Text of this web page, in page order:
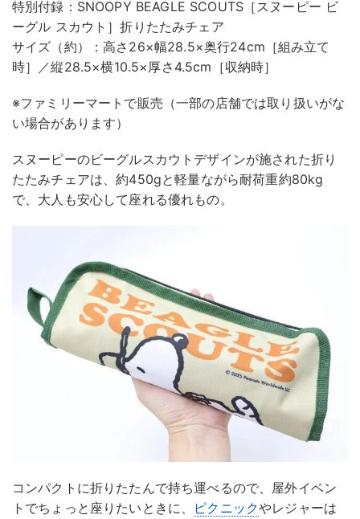
特別付録：SNOOPY BEAGLE SCOUTS［スヌーピー ビ
ーグル スカウト］折りたたみチェア
サイズ（約）：高さ26×幅28.5×奥行24cm［組み立て
時］／縦28.5×横10.5×厚さ4.5cm［収納時］
※ファミリーマートで販売（一部の店舗では取り扱いがな
い場合があります）
スヌーピーのビーグルスカウトデザインが施された折り
たたみチェアは、約450gと軽量ながら耐荷重約80kg
で、大人も安心して座れる優れもの。
​コンパクトに折りたたんで持ち運べるので、屋外イベン
トでちょっと座りたいときに、
ピクニックやレジャーは